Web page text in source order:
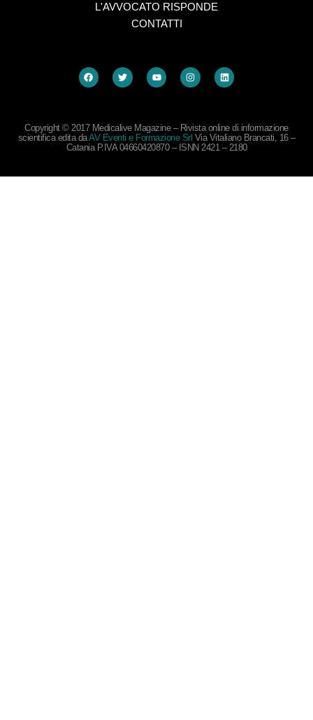
L'AVVOCATO RISPONDE
CONTATTI
Copyright © 2017 Medicalive Magazine – Rivista online di informazione
scientifica edita daAV Eventi e Formazione Srl Via Vitaliano Brancati, 16 –
Catania P.IVA 04660420870 – ISNN 2421 – 2180